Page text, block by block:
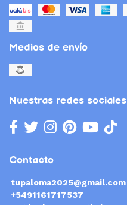
Medios de envío
Nuestras redes sociales
Contacto
tupaloma2025@gmail.com
+5491161717537